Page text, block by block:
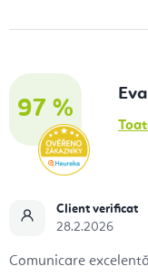
97 %
Client verificat
28.2.2026
Comunicare